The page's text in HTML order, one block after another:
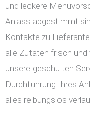
und leckere
Anlass abgestimmt
Kontakte zu
alle Zutaten frisch
unsere geschulten
Durchführung Ihres
alles reibungslos